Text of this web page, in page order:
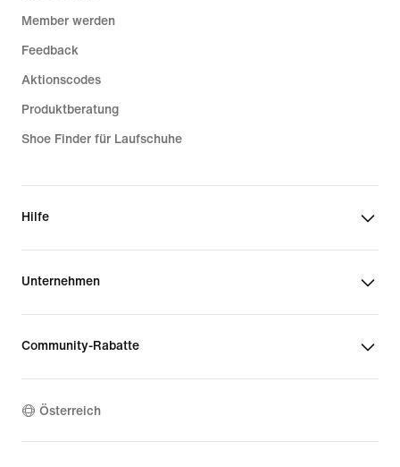
Member werden
Feedback
Aktionscodes
Produktberatung
Shoe Finder für Laufschuhe
Hilfe
Unternehmen
Community-Rabatte
Österreich